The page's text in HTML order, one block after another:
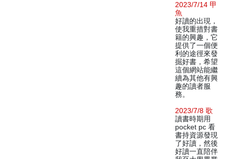
2023/7/14 甲
魚
好讀的出現，
使我重措對書
籍的興趣，它
提供了一個便
利的途徑來發
掘好書，希望
這個網站能繼
續為其他有興
趣的讀者服
務。
2023/7/8 歌
讀書時期用
pocket pc 看
書持資源發現
了好讀，然後
好讀一直陪伴